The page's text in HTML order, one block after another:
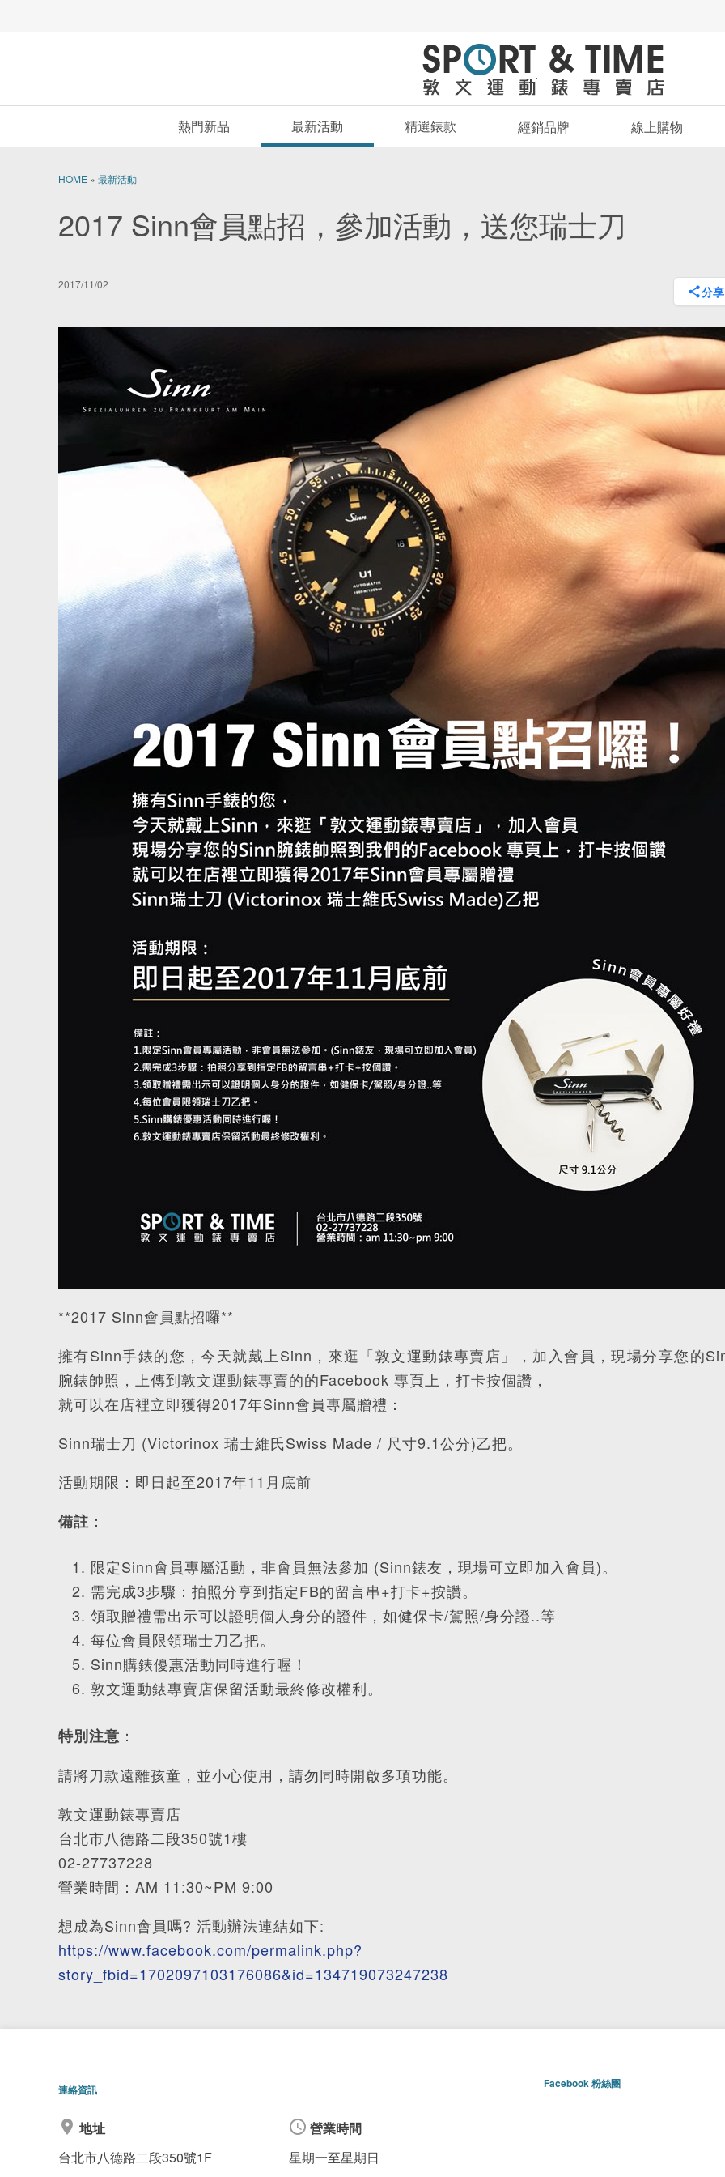
熱門新品 最新活動 精選錶款 經銷品牌 線上購物
HOME » 最新活動
2017 Sinn會員點招，參加活動，送您瑞士刀
2017/11/02 分享
**2017 Sinn會員點招囉**
擁有Sinn手錶的您，今天就戴上Sinn，來逛「敦文運動錶專賣店」，加入會員，現場分享您的
腕錶帥照，上傳到敦文運動錶專賣的的Facebook 專頁上，打卡按個讚，
就可以在店裡立即獲得2017年Sinn會員專屬贈禮：
Sinn瑞士刀 (Victorinox 瑞士維氏Swiss Made / 尺寸9.1公分)乙把。
活動期限：即日起至2017年11月底前
備註 ：
限定Sinn會員專屬活動，非會員無法參加 (Sinn錶友，現場可立即加入會員)。
需完成3步驟：拍照分享到指定FB的留言串+打卡+按讚。
領取贈禮需出示可以證明個人身分的證件，如健保卡/駕照/身分證..等
每位會員限領瑞士刀乙把。
Sinn購錶優惠活動同時進行喔！
敦文運動錶專賣店保留活動最終修改權利。
特別注意 ：
請將刀款遠離孩童，並小心使用，請勿同時開啟多項功能。
敦文運動錶專賣店
台北市八德路二段350號1樓
02-27737228
營業時間：AM 11:30~PM 9:00
想成為Sinn會員嗎? 活動辦法連結如下:
https://www.facebook.com/permalink.php?
story_fbid=1702097103176086&id=134719073247238
連絡資訊
地址
台北市八德路二段350號1F
營業時間
星期一至星期日
Facebook 粉絲團